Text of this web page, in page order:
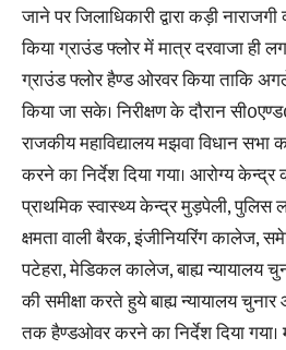
जाने पर जिलाधिकारी द्वारा कड़ी
किया ग्राउंड फ्लोर में मात्र दरवाजा ही
ग्राउंड फ्लोर हैण्ड ओरवर किया ताकि
किया जा सके। निरीक्षण के दौरान
राजकीय महाविद्यालय मझवा विधान
करने का निर्देश दिया गया। आरोग्य केन्द्र
प्राथमिक स्वास्थ्य केन्द्र मुड़पेली, पुलिस
क्षमता वाली बैरक, इंजीनियरिंग कालेज,
पटेहरा, मेडिकल कालेज, बाह्य न्यायालय
की समीक्षा करते हुये बाह्य न्यायालय
तक हैण्डओवर करने का निर्देश दिया